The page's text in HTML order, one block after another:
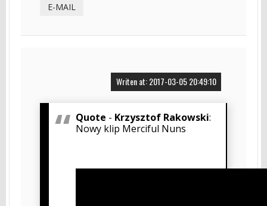
E-MAIL
Writen at: 2017-03-05 20:49:10
Quote - Krzysztof Rakowski:
Nowy klip Merciful Nuns